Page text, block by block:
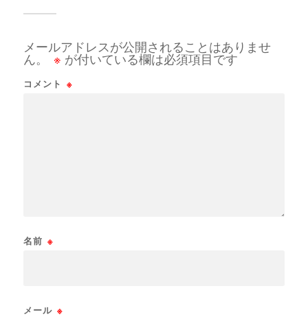
メールアドレスが公開されることはありませ
ん。
※ が付いている欄は必須項目です
コメント ※
名前 ※
メール ※